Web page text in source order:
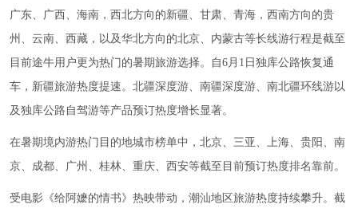
广东、广西、海南，西北方向的新疆、甘肃、青海，西南方向的贵
州、云南、西藏，以及华北方向的北京、内蒙古等长线游行程是截至
目前途牛用户更为热门的暑期旅游选择。自6月1日独库公路恢复通
车，新疆旅游热度提速。北疆深度游、南疆深度游、南北疆环线游以
及独库公路自驾游等产品预订热度增长显著。
在暑期境内游热门目的地城市榜单中，北京、三亚、上海、贵阳、南
京、成都、广州、桂林、重庆、西安等截至目前预订热度排名靠前。
受电影《给阿嬷的情书》热映带动，潮汕地区旅游热度持续攀升。截